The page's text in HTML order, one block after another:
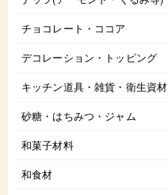
チョコレート・ココア
デコレーション・トッピング
キッチン道具・雑貨・衛生資材
砂糖・はちみつ・ジャム
和菓子材料
和食材